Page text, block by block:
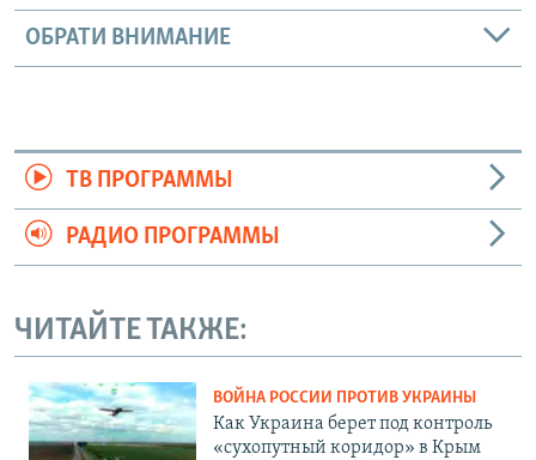
ОБРАТИ ВНИМАНИЕ
ТВ ПРОГРАММЫ
РАДИО ПРОГРАММЫ
ЧИТАЙТЕ ТАКЖЕ:
ВОЙНА РОССИИ ПРОТИВ УКРАИНЫ
Как Украина берет под контроль
«сухопутный коридор» в Крым